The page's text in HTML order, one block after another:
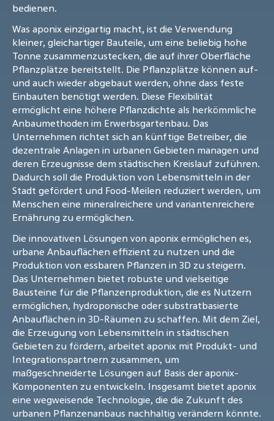
bedienen.
Was aponix einzigartig macht, ist die Verwendung
kleiner, gleichartiger Bauteile, um eine beliebig hohe
Tonne zusammenzustecken, die auf ihrer Oberfläche
Pflanzplätze bereitstellt. Die Pflanzplätze können auf-
und auch wieder abgebaut werden, ohne dass feste
Einbauten benötigt werden. Diese Flexibilität
ermöglicht eine höhere Pflanzdichte als herkömmliche
Anbaumethoden im Erwerbsgartenbau. Das
Unternehmen richtet sich an künftige Betreiber, die
dezentrale Anlagen in urbanen Gebieten managen und
deren Erzeugnisse dem städtischen Kreislauf zuführen.
Dadurch soll die Produktion von Lebensmitteln in der
Stadt gefördert und Food-Meilen reduziert werden, um
Menschen eine mineralreichere und variantenreichere
Ernährung zu ermöglichen.
Die innovativen Lösungen von aponix ermöglichen es,
urbane Anbauflächen effizient zu nutzen und die
Produktion von essbaren Pflanzen in 3D zu steigern.
Das Unternehmen bietet robuste und vielseitige
Bausteine für die Pflanzenproduktion, die es Nutzern
ermöglichen, hydroponische oder substratbasierte
Anbauflächen in 3D-Räumen zu schaffen. Mit dem Ziel,
die Erzeugung von Lebensmitteln in städtischen
Gebieten zu fördern, arbeitet aponix mit Produkt- und
Integrationspartnern zusammen, um
maßgeschneiderte Lösungen auf Basis der aponix-
Komponenten zu entwickeln. Insgesamt bietet aponix
eine wegweisende Technologie, die die Zukunft des
urbanen Pflanzenanbaus nachhaltig verändern könnte.